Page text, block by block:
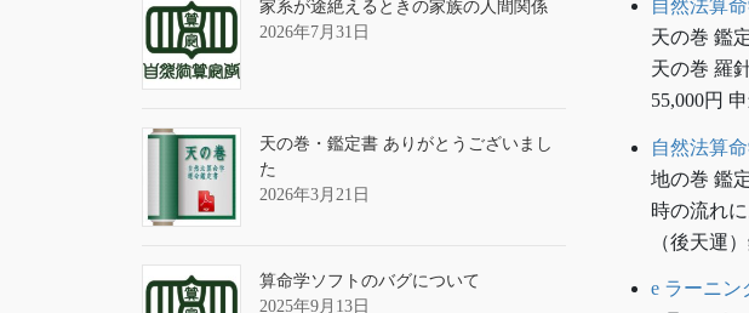
家系が途絶えるときの家族の人間関係
2026年7月31日
天の巻・鑑定書 ありがとうございまし
た
2026年3月21日
算命学ソフトのバグについて
2025年9月13日
自然法算
天の巻 鑑
天の巻 羅
55,000円
自然法算
地の巻 鑑
時の流れ
（後天運
e ラーニン